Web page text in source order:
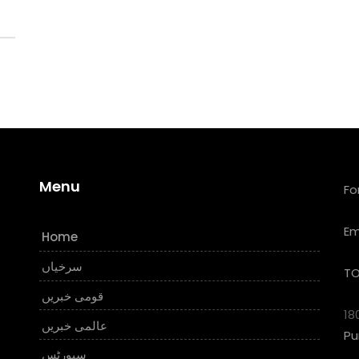
Menu
Home
سرخیاں
قومی خبریں
عالمی خبریں
سپورٹس